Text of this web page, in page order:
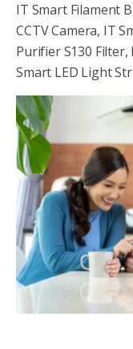
IT Smart Filament
CCTV Camera, IT
Purifier S130
Smart LED Light